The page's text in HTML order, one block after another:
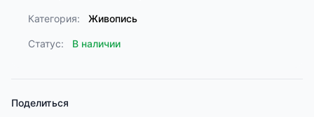
Категория: Живопись
Статус: В наличии
Поделиться